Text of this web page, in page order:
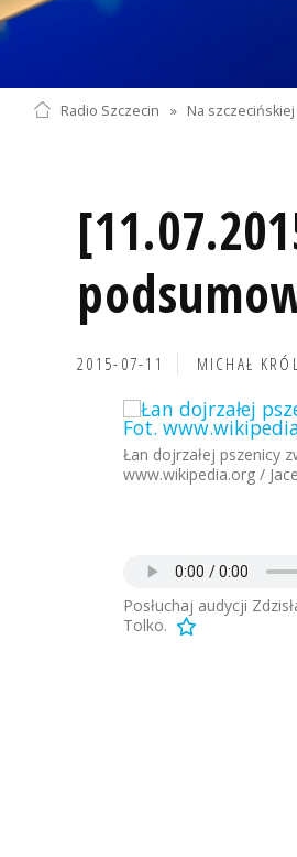
Radio Szczecin » Na
2015-07-11 MICHAŁ KRÓL
Łan dojrzałej pszenicy
www.wikipedia.org /
Posłuchaj audycji
Tolko.